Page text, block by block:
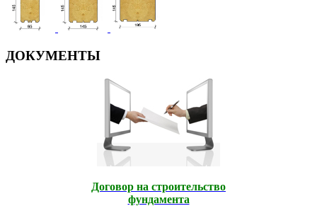
ДОКУМЕНТЫ
Договор на строительство
фундамента